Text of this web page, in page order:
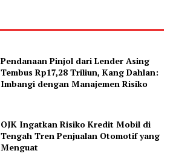
Pendanaan Pinjol dari Lender Asing
Tembus Rp17,28 Triliun, Kang Dahlan:
Imbangi dengan Manajemen Risiko
OJK Ingatkan Risiko Kredit Mobil di
Tengah Tren Penjualan Otomotif yang
Menguat